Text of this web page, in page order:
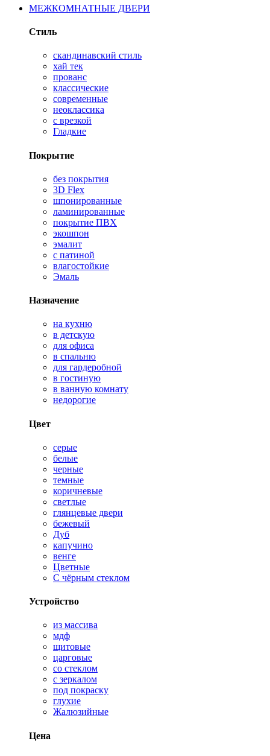
МЕЖКОМНАТНЫЕ ДВЕРИ
Стиль
скандинавский стиль
хай тек
прованс
классические
современные
неоклассика
с врезкой
Гладкие
Покрытие
без покрытия
3D Flex
шпонированные
ламинированные
покрытие ПВХ
экошпон
эмалит
с патиной
влагостойкие
Эмаль
Назначение
на кухню
в детскую
для офиса
в спальню
для гардеробной
в гостиную
в ванную комнату
недорогие
Цвет
серые
белые
черные
темные
коричневые
светлые
глянцевые двери
бежевый
Дуб
капучино
венге
Цветные
С чёрным стеклом
Устройство
из массива
мдф
щитовые
царговые
со стеклом
с зеркалом
под покраску
глухие
Жалюзийные
Цена